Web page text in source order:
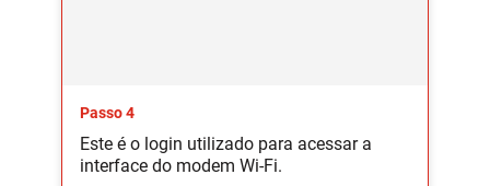
Passo 4
Este é o login utilizado para acessar a
interface do modem Wi-Fi.